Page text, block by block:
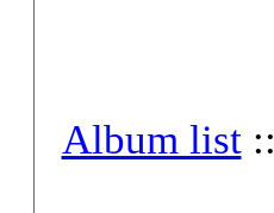
Album list::